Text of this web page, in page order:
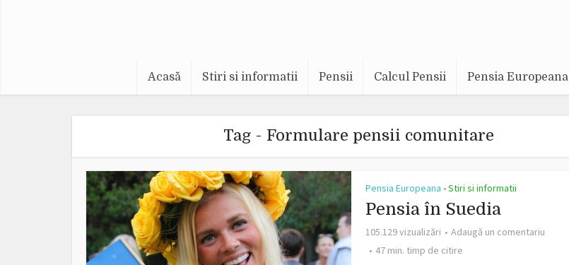
Acasă Stiri si informatii Pensii Calcul Pensii Pensia Europeana
Tag - Formulare pensii comunitare
Pensia Europeana • Stiri si informatii
Pensia în Suedia
105.129 vizualizări
Adaugă un comentariu
47 min. timp de citire